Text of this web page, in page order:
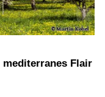
mediterranes Flair